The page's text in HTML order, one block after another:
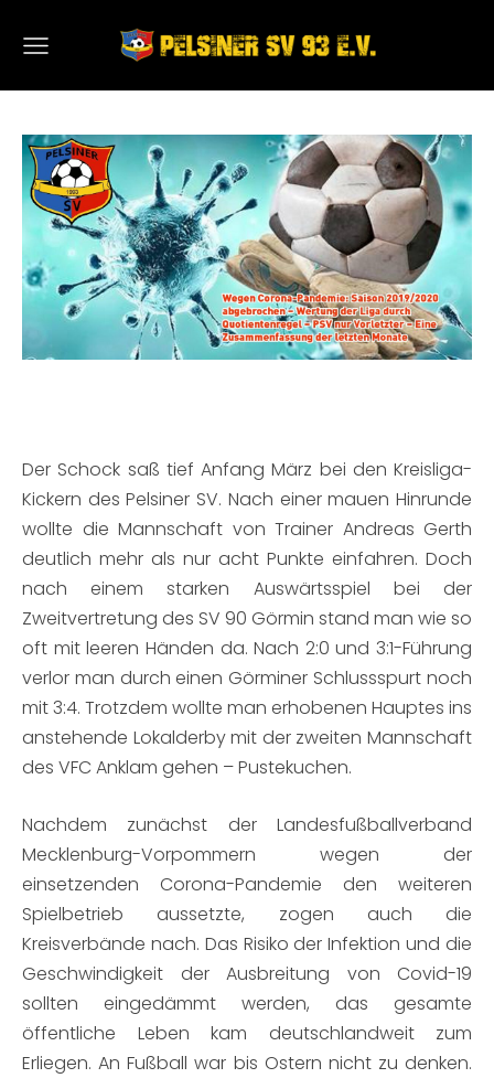
Der Schock saß tief Anfang März bei den Kreisliga-
Kickern des Pelsiner SV. Nach einer mauen Hinrunde
wollte die Mannschaft von Trainer Andreas Gerth
deutlich mehr als nur acht Punkte einfahren. Doch
nach einem starken Auswärtsspiel bei der
Zweitvertretung des SV 90 Görmin stand man wie so
oft mit leeren Händen da. Nach 2:0 und 3:1-Führung
verlor man durch einen Görminer Schlussspurt noch
mit 3:4. Trotzdem wollte man erhobenen Hauptes ins
anstehende Lokalderby mit der zweiten Mannschaft
des VFC Anklam gehen – Pustekuchen.
Nachdem zunächst der Landesfußballverband
Mecklenburg-Vorpommern wegen der
einsetzenden Corona-Pandemie den weiteren
Spielbetrieb aussetzte, zogen auch die
Kreisverbände nach. Das Risiko der Infektion und die
Geschwindigkeit der Ausbreitung von Covid-19
sollten eingedämmt werden, das gesamte
öffentliche Leben kam deutschlandweit zum
Erliegen. An Fußball war bis Ostern nicht zu denken.